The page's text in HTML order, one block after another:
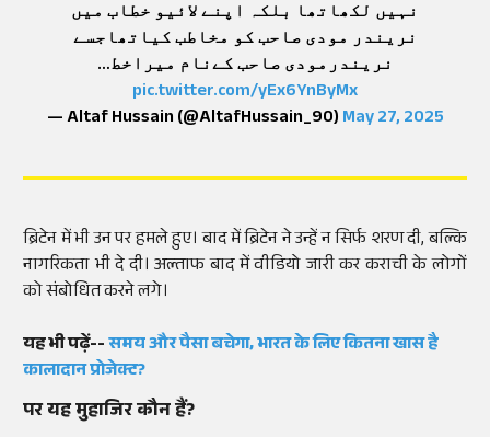
نہیں لکھاتھا بلکہ اپنے لائیو خطاب میں
نریندر مودی صاحب کو مخاطب کیاتھاجسے
نریندرمودی صاحب کےنام میراخط…
pic.twitter.com/yEx6YnByMx
— Altaf Hussain (@AltafHussain_90)May 27, 2025
ब्रिटेन में भी उन पर हमले हुए। बाद में ब्रिटेन ने उन्हें न सिर्फ शरण दी, बल्कि
नागरिकता भी दे दी। अल्ताफ बाद में वीडियो जारी कर कराची के लोगों
को संबोधित करने लगे।
यह भी पढ़ें--समय और पैसा बचेगा, भारत के लिए कितना खास है
कालादान प्रोजेक्ट?
पर यह मुहाजिर कौन हैं?